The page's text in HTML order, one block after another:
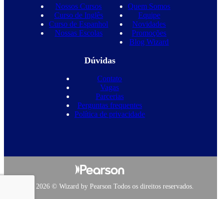
Nossos Cursos
Curso de Inglês
Curso de Espanhol
Nossas Escolas
Quem Somos
Equipe
Novidades
Promoções
Blog Wizard
Dúvidas
Contato
Vagas
Parcerias
Perguntas frequentes
Política de privacidade
Copyright 2026 © Wizard by Pearson Todos os direitos reservados.